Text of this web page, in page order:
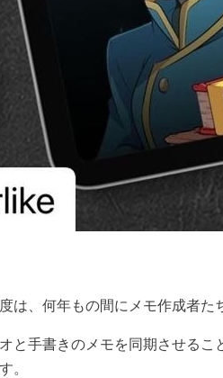
は、何年もの間にメモ作成者た
と手書きのメモを同期させる
。